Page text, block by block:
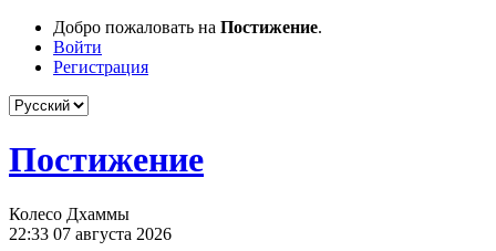
Добро пожаловать на Постижение.
Войти
Регистрация
Постижение
Колесо Дхаммы
22:33 07 августа 2026